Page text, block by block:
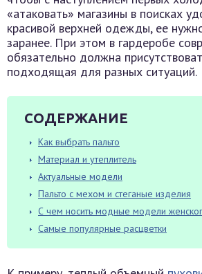
«атаковать» магазины в поисках
красивой верхней одежды, ее
заранее. При этом в гардеробе
обязательно должна
подходящая для разных ситуаций.
СОДЕРЖАНИЕ
Как выбрать пальто
Материал и утеплитель
Актуальные модели
Пальто с мехом и стеганые изделия
С чем носить модные модели
Самые популярные расцветки